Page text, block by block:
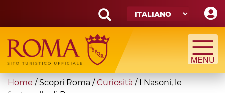
main
content
Search
form
Cerca
You
Home /Scopri Roma /Curiosità /
I Nasoni, le